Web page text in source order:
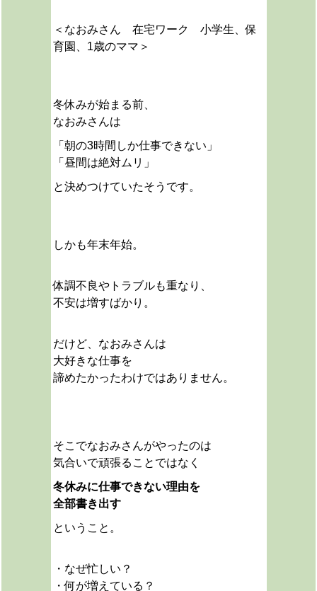
＜なおみさん 在宅ワーク 小学生、保
育園、1歳のママ＞
冬休みが始まる前、
なおみさんは
「朝の3時間しか仕事できない」
「昼間は絶対ムリ」
と決めつけていたそうです。
しかも年末年始。
体調不良やトラブルも重なり、
不安は増すばかり。
だけど、なおみさんは
大好きな仕事を
諦めたかったわけではありません。
そこでなおみさんがやったのは
気合いで頑張ることではなく
冬休みに仕事できない理由を
全部書き出す
ということ。
・なぜ忙しい？
・何が増えている？